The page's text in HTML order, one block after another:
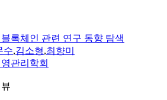
록체인 관련 연구 동향 탐색
수,김소형,최향미
관리학회